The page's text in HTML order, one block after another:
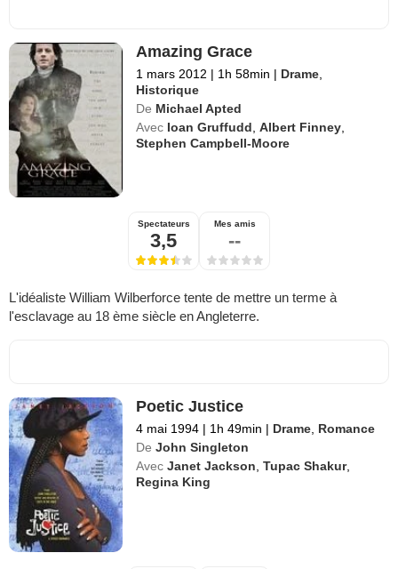
Amazing Grace
1 mars 2012 | 1h 58min | Drame
Historique
De Michael Apted
Avec Ioan Gruffudd ,Albert Finney
Stephen Campbell-Moore
Spectateurs
3,5
Mes amis
--
L'idéaliste William Wilberforce tente de mettre un terme à
l'esclavage au 18 ème siècle en Angleterre.
Poetic Justice
4 mai 1994 | 1h 49min | Drame Romance
De John Singleton
Avec Janet Jackson ,Tupac Shakur,
Regina King